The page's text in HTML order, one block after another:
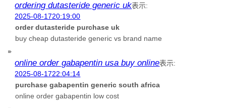
ordering dutasteride generic uk表示:
2025-08-1720:19:00
order dutasteride purchase uk
buy cheap dutasteride generic vs brand name
online order gabapentin usa buy online表示:
2025-08-1722:04:14
purchase gabapentin generic south africa
online order gabapentin low cost